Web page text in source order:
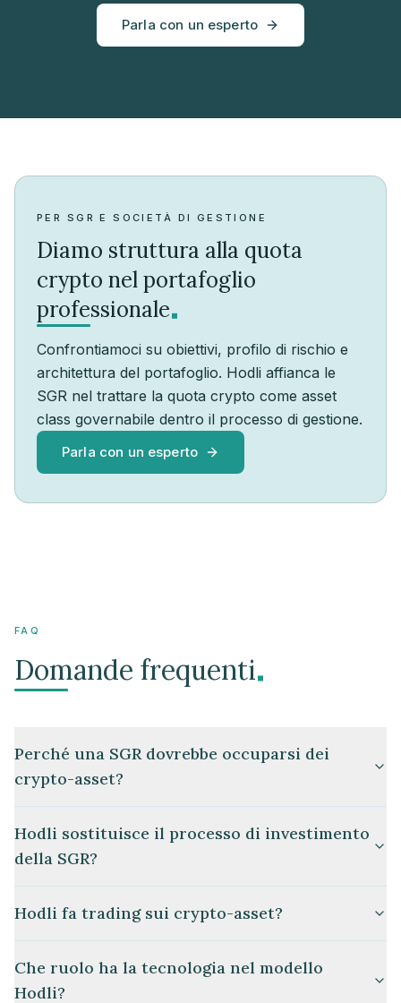
Parla con un esperto
PER SGR E SOCIETÀ DI GESTIONE
Diamo struttura alla quota
crypto nel portafoglio
professionale .
Confrontiamoci su obiettivi, profilo di rischio e
architettura del portafoglio. Hodli affianca le
SGR nel trattare la quota crypto come asset
class governabile dentro il processo di gestione.
Parla con un esperto
FAQ
Domande frequenti .
Perché una SGR dovrebbe occuparsi dei
crypto-asset?
Hodli sostituisce il processo di investimento
della SGR?
Hodli fa trading sui crypto-asset?
Che ruolo ha la tecnologia nel modello
Hodli?